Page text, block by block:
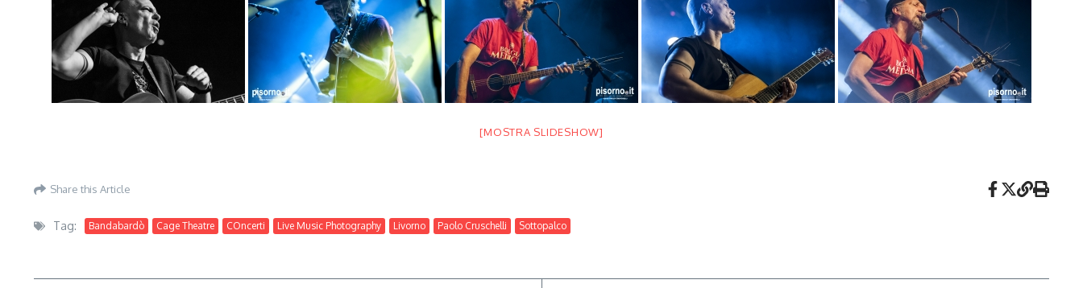
[MOSTRA SLIDESHOW]
Share this Article
Tag: Bandabardò Cage Theatre COncerti Live Music Photography Livorno Paolo Cruschelli Sottopalco